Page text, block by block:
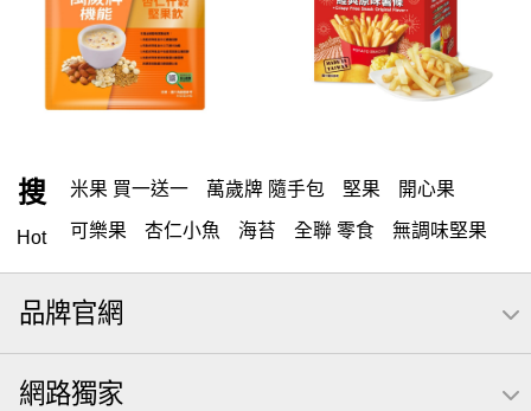
搜
Hot
米果 買一送一 萬歲牌 隨手包 堅果 開心果
可樂果 杏仁小魚 海苔 全聯 零食 無調味堅果
無調味 全聯 禮盒 堅穀力 綜合纖果 腰果 米果
全聯 素食
萬歲牌 全聯 拜拜 洋芋片 元本山 飲 甘栗
小魚
品牌官網
網路獨家